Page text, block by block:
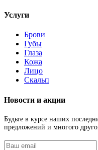
Услуги
Брови
Губы
Глаза
Кожа
Лицо
Скальп
Новости и акции
Будьте в курсе наших
предложений и многого